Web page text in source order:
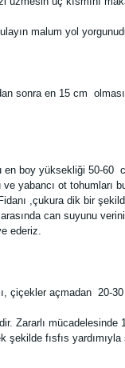
malum yol
sonra en 15 cm
boy yüksekliği 50-60
yabancı ot tohumları
,çukura dik bir
can suyunu
ederiz.
çiçekler açmadan 20-
Zararlı
fısfıs yardımıyla